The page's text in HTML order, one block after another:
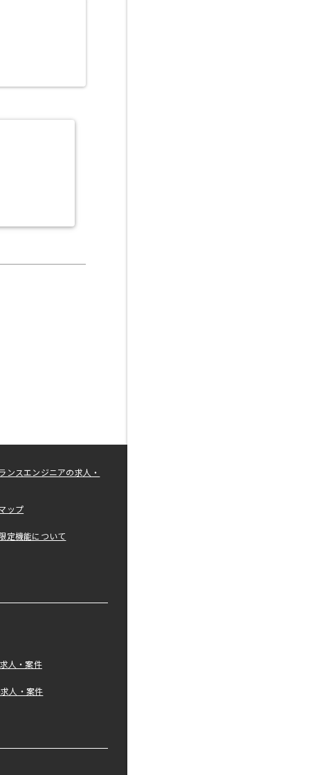
ンスエンジニアの求人・
ップ
定機能について
人・案件
人・案件